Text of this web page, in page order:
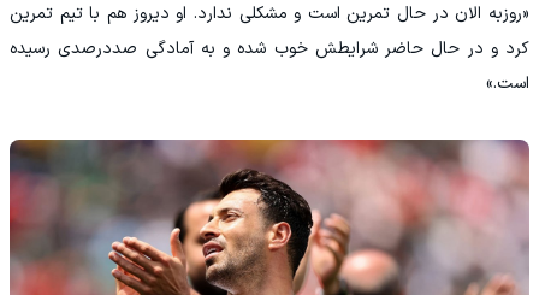
«روزبه الان در حال تمرین است و مشکلی ندارد. او دیروز هم با تیم تمرین
کرد و در حال حاضر شرایطش خوب شده و به آمادگی صددرصدی رسیده
است.»